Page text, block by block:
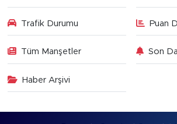
Trafik Durumu Puan
Tüm Manşetler Son
Haber Arşivi